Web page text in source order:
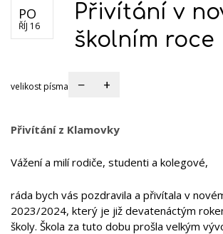
PO
ŘÍJ 16
Přivítání v
školním roce
velikost písma − +
Přivítání z Klamovky
Vážení a milí rodiče, studenti a kolegové,
ráda bych vás pozdravila a přivítala v
2023/2024, který je již devatenáctým
školy. Škola za tuto dobu prošla velkým